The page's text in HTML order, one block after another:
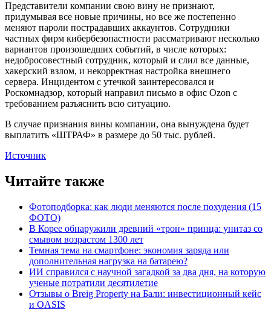
Представители компании свою вину не признают,
придумывая все новые причины, но все же постепенно
меняют пароли пострадавших аккаунтов. Сотрудники
частных фирм кибербезопастности рассматривают несколько
вариантов произошедших событий, в числе которых:
недобросовестный сотрудник, который и слил все данные,
хакерский взлом, и некорректная настройка внешнего
сервера. Инцидентом с утечкой заинтересовался и
Роскомнадзор, который направил письмо в офис Ozon с
требованием разъяснить всю ситуацию.
В случае признания вины компании, она вынуждена будет
выплатить «ШТРАФ» в размере до 50 тыс. рублей.
Источник
Читайте также
Фотоподборка: как люди меняются после похудения (15
ФОТО)
В Корее обнаружили древний «трон» принца: унитаз со
смывом возрастом 1300 лет
Темная тема на смартфоне: экономия заряда или
дополнительная нагрузка на батарею?
ИИ справился с научной загадкой за два дня, на которую
ученые потратили десятилетие
Отзывы о Breig Property на Бали: инвестиционный кейс
и OASIS